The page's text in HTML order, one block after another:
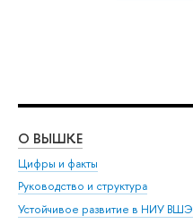
О ВЫШКЕ
Цифры и факты
Руководство и структура
Устойчивое развитие в НИУ ВШЭ